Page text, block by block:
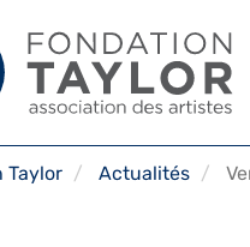
Taylor Actualités